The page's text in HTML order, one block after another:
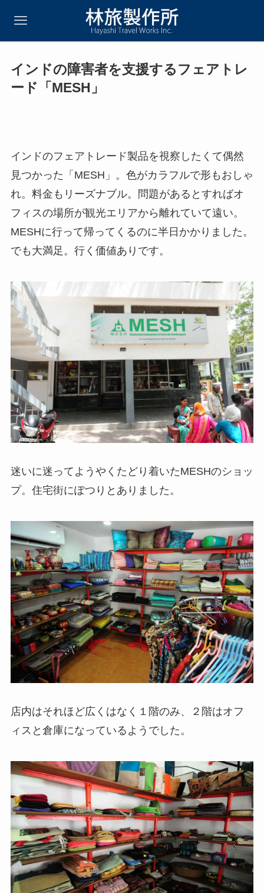
インドの障害者を支援するフェアトレ
ード「MESH」
インドのフェアトレード製品を視察したくて偶然
見つかった「MESH」。色がカラフルで形もおしゃ
れ。料金もリーズナブル。問題があるとすればオ
フィスの場所が観光エリアから離れていて遠い。
MESHに行って帰ってくるのに半日かかりました。
でも大満足。行く価値ありです。
迷いに迷ってようやくたどり着いたMESHのショッ
プ。住宅街にぽつりとありました。
店内はそれほど広くはなく１階のみ、２階はオフ
ィスと倉庫になっているようでした。